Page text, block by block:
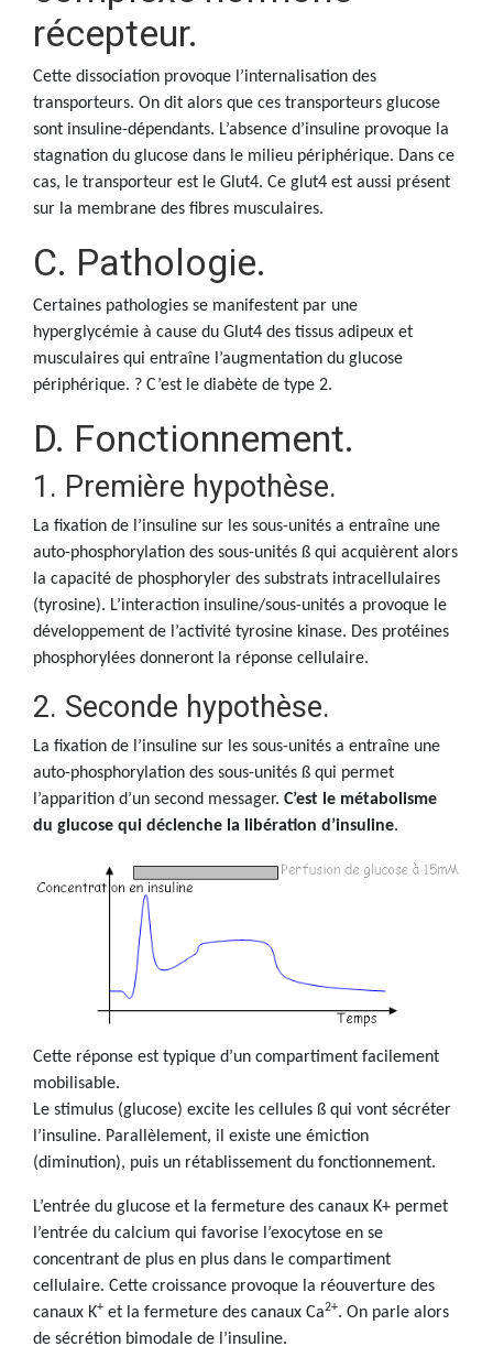
récepteur.
Cette dissociation provoque l’internalisation des
transporteurs. On dit alors que ces transporteurs glucose
sont insuline-dépendants. L’absence d’insuline provoque la
stagnation du glucose dans le milieu périphérique. Dans ce
cas, le transporteur est le Glut4. Ce glut4 est aussi présent
sur la membrane des fibres musculaires.
C. Pathologie.
Certaines pathologies se manifestent par une
hyperglycémie à cause du Glut4 des tissus adipeux et
musculaires qui entraîne l’augmentation du glucose
périphérique. ? C’est le diabète de type 2.
D. Fonctionnement.
1. Première hypothèse.
La fixation de l’insuline sur les sous-unités a entraîne une
auto-phosphorylation des sous-unités ß qui acquièrent alors
la capacité de phosphoryler des substrats intracellulaires
(tyrosine). L’interaction insuline/sous-unités a provoque le
développement de l’activité tyrosine kinase. Des protéines
phosphorylées donneront la réponse cellulaire.
2. Seconde hypothèse.
La fixation de l’insuline sur les sous-unités a entraîne une
auto-phosphorylation des sous-unités ß qui permet
l’apparition d’un second messager. C’est le métabolisme
du glucose qui déclenche la libération d’insuline.
Cette réponse est typique d’un compartiment facilement
mobilisable.
Le stimulus (glucose) excite les cellules ß qui vont sécréter
l’insuline. Parallèlement, il existe une émiction
(diminution), puis un rétablissement du fonctionnement.
L’entrée du glucose et la fermeture des canaux K+ permet
l’entrée du calcium qui favorise l’exocytose en se
concentrant de plus en plus dans le compartiment
cellulaire. Cette croissance provoque la réouverture des
canaux K+ et la fermeture des canaux Ca2+. On parle alors
de sécrétion bimodale de l’insuline.